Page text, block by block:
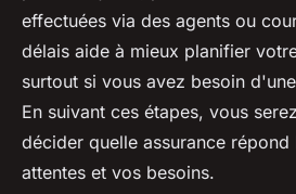
effectuées via des agents ou
délais aide à mieux planifier
surtout si vous avez besoin
En suivant ces étapes, vous
décider quelle assurance
attentes et vos besoins.